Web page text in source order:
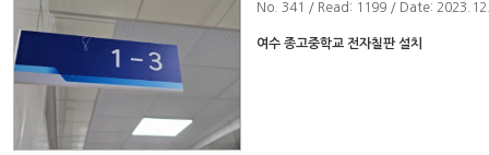
No . 341 / Read: 1199 / Date:
여수 종고중학교 전자칠판 설치